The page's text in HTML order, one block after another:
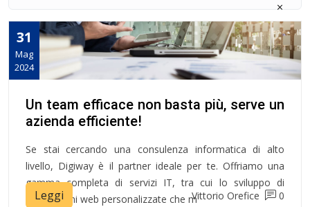
31
Mag
2024
Un team efficace non basta più, serve un
azienda efficiente!
Se stai cercando una consulenza informatica di alto
livello, Digiway è il partner ideale per te. Offriamo una
gamma completa di servizi IT, tra cui lo sviluppo di
applicazioni web personalizzate che m
Leggi Vittorio Orefice 0